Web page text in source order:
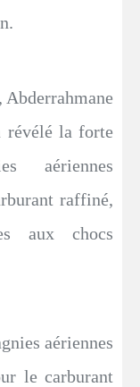
Abderrahmane
révélé la forte
aériennes
raffiné,
aux chocs
aériennes
le carburant